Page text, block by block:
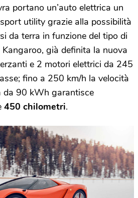
portano un’auto elettrica un
sport utility grazie alla possibilità
da terra in funzione del tipo di
già definita la nuova
e 2 motori elettrici da 245
fino a 250 km/h la velocità
da 90 kWh garantisce
450 chilometri.